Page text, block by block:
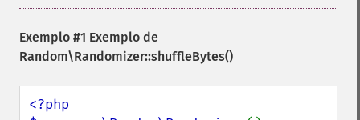
Exemplo #1 Exemplo de
Random\Randomizer::shuffleBytes()
<?php